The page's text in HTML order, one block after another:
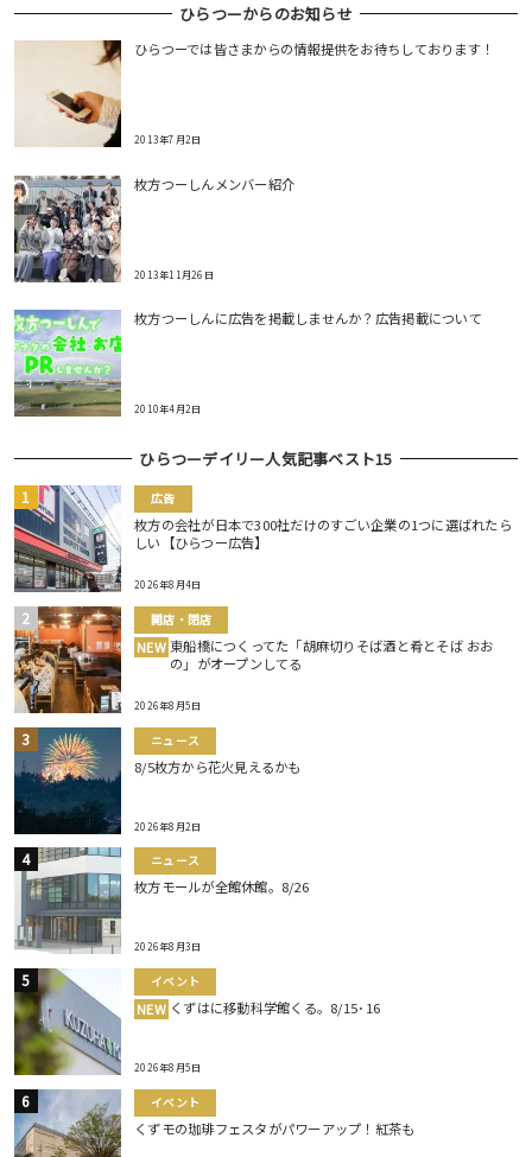
ひらつーからのお知らせ
ひらつーでは皆さまからの情報提供をお待ちしております！
2013年7月2日
枚方つーしんメンバー紹介
2013年11月26日
枚方つーしんに広告を掲載しませんか？広告掲載について
2010年4月2日
ひらつーデイリー人気記事ベスト15
広告
枚方の会社が日本で300社だけのすごい企業の1つに選ばれたら
しい【ひらつー広告】
2026年8月4日
開店・閉店
NEW 東船橋につくってた「胡麻切りそば酒と肴とそば おお
の」がオープンしてる
2026年8月5日
ニュース
8/5枚方から花火見えるかも
2026年8月2日
ニュース
枚方モールが全館休館。8/26
2026年8月3日
イベント
NEW くずはに移動科学館くる。8/15･16
2026年8月5日
イベント
くずモの珈琲フェスタがパワーアップ！紅茶も